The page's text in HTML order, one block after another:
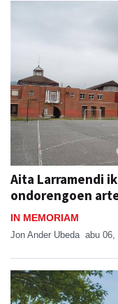
Aita Larramendi
ondorengoen
IN MEMORIAM
Jon Ander Ubeda abu 06,